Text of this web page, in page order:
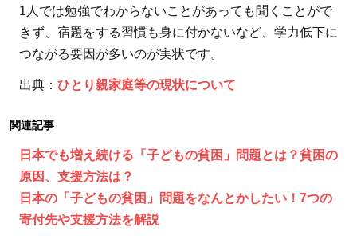
金
3
発
途
の
子
ど
も
1人では勉強でわからないことがあっても聞くことがで
きず、宿題をする習慣も身に付かないなど、学力低下に
つながる要因が多いのが実状です。
出典： ひとり親家庭等の現状について
関連記事
日本でも増え続ける「子どもの貧困」問題とは？貧困の
原因、支援方法は？
日本の「子どもの貧困」問題をなんとかしたい！7つの
寄付先や支援方法を解説